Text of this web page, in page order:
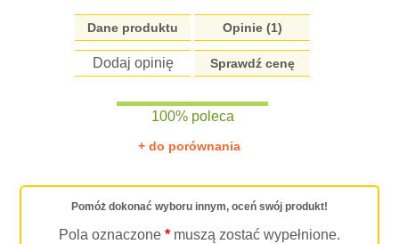
Dane produktu Opinie (1)
Dodaj opinię Sprawdź cenę
100% poleca
+ do porównania
Pomóż dokonać wyboru innym, oceń swój produkt!
Pola oznaczone * muszą zostać wypełnione.